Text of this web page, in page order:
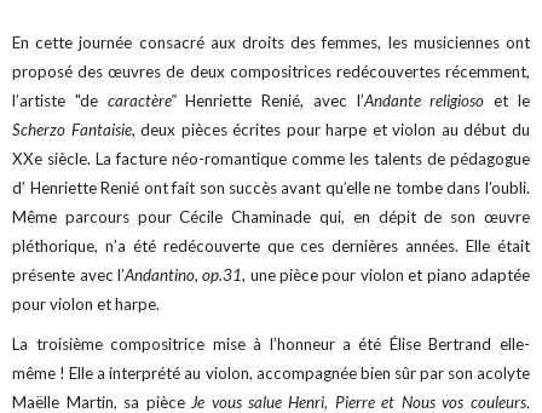
En cette journée consacré aux droits des femmes, les musiciennes ont
proposé des œuvres de deux compositrices redécouvertes récemment,
l’artiste "de caractère"Henriette Renié, avec l’Andante religiosoet le
Scherzo Fantaisie, deux pièces écrites pour harpe et violon au début du
XXe siècle. La facture néo-romantique comme les talents de pédagogue
d’ Henriette Renié ont fait son succès avant qu’elle ne tombe dans l’oubli.
Même parcours pour Cécile Chaminade qui, en dépit de son œuvre
pléthorique, n’a été redécouverte que ces dernières années. Elle était
présente avec l’Andantino, op.31, une pièce pour violon et piano adaptée
pour violon et harpe.
La troisième compositrice mise à l’honneur a été Élise Bertrand elle-
même ! Elle a interprété au violon, accompagnée bien sûr par son acolyte
Maëlle Martin, sa pièce Je vous salue Henri, Pierre et Nous vos couleurs.